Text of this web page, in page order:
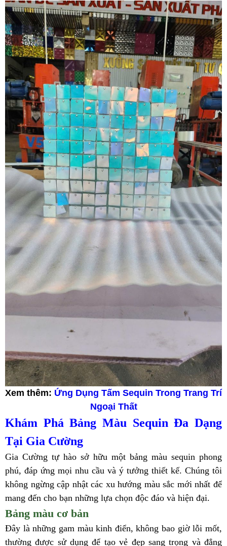
Xem thêm: Ứng Dụng Tấm Sequin Trong Trang Trí
Ngoại Thất
Khám Phá Bảng Màu Sequin Đa Dạng
Tại Gia Cường
Gia Cường tự hào sở hữu một bảng màu sequin phong
phú, đáp ứng mọi nhu cầu và ý tưởng thiết kế. Chúng tôi
không ngừng cập nhật các xu hướng màu sắc mới nhất để
mang đến cho bạn những lựa chọn độc đáo và hiện đại.
Bảng màu cơ bản
Đây là những gam màu kinh điển, không bao giờ lỗi mốt,
thường được sử dụng để tạo vẻ đẹp sang trọng và đẳng